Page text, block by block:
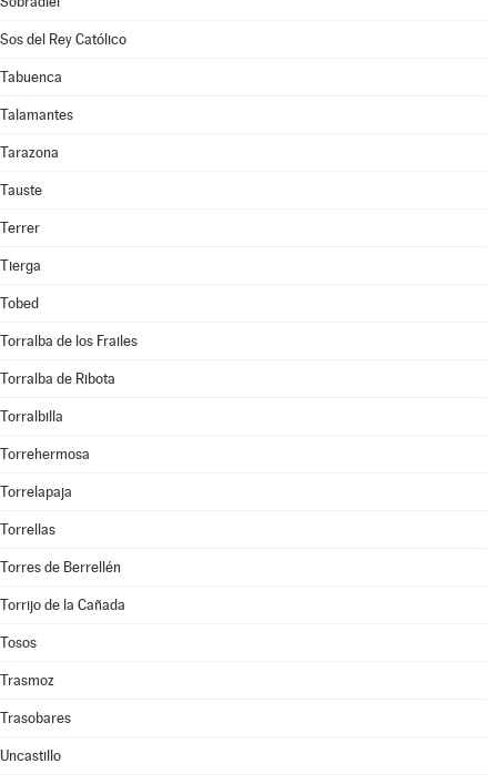
Sos del Rey Católico
Tabuenca
Talamantes
Tarazona
Tauste
Terrer
Tierga
Tobed
Torralba de los Frailes
Torralba de Ribota
Torralbilla
Torrehermosa
Torrelapaja
Torrellas
Torres de Berrellén
Torrijo de la Cañada
Tosos
Trasmoz
Trasobares
Uncastillo